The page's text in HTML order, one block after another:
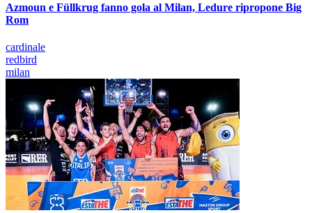
Azmoun e Füllkrug fanno gola al Milan, Ledure ripropone Big
Rom
cardinale
redbird
milan